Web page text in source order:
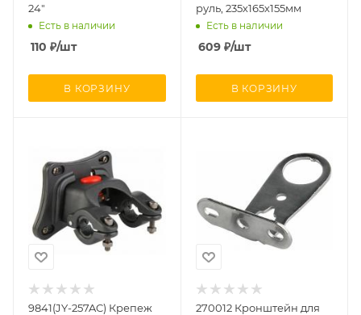
24"
Есть в наличии
110 ₽/шт
В КОРЗИНУ
руль, 235х165х155мм
Есть в наличии
609₽/шт
В КОРЗИНУ
9841(JY-257AC) Крепеж
270012 Кронштейн для